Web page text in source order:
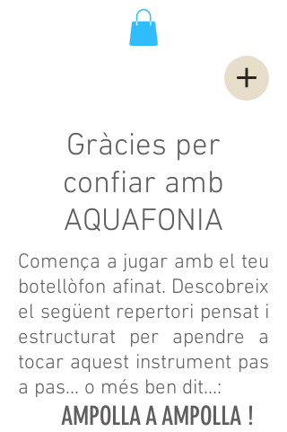
Gràcies per
confiar amb
AQUAFONIA
Comença a jugar amb el teu
botellòfon afinat. Descobreix
el següent repertori pensat i
estructurat per apendre a
tocar aquest instrument pas
a pas... o més ben dit...:
AMPOLLA A AMPOLLA !